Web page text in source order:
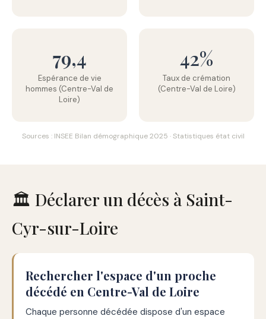
79,4
Espérance de vie
hommes (Centre-Val de
Loire)
42%
Taux de crémation
(Centre-Val de Loire)
Sources : INSEE Bilan démographique 2025 · Statistiques état civil
🏛️ Déclarer un décès à Saint-
Cyr-sur-Loire
Rechercher l'espace d'un proche
décédé en Centre-Val de Loire
Chaque personne décédée dispose d'un espace